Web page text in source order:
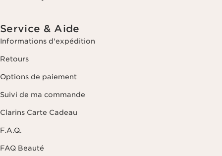
Service & Aide
Informations d'expédition
Retours
Options de paiement
Suivi de ma commande
Clarins Carte Cadeau
F.A.Q.
FAQ Beauté